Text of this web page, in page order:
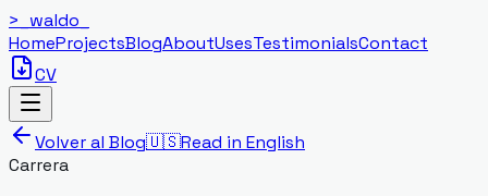
>_ waldo
HomeProjectsBlogAboutUsesTestimonialsContact
CV
Volver al Blog🇺🇸Read in English
Carrera